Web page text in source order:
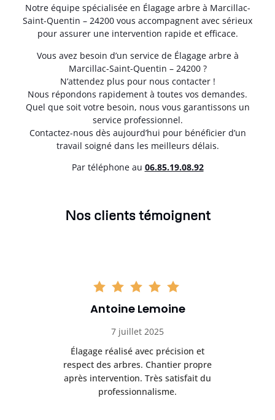
Notre équipe spécialisée en Élagage arbre à Marcillac-
Saint-Quentin – 24200 vous accompagnent avec sérieux
pour assurer une intervention rapide et efficace.
Vous avez besoin d’un service de Élagage arbre à
Marcillac-Saint-Quentin – 24200 ?
N’attendez plus pour nous contacter !
Nous répondons rapidement à toutes vos demandes.
Quel que soit votre besoin, nous vous garantissons un
service professionnel.
Contactez-nous dès aujourd’hui pour bénéficier d’un
travail soigné dans les meilleurs délais.
Par téléphone au 06.85.19.08.92
Nos clients témoignent
Antoine Lemoine
7 juillet 2025
Élagage réalisé avec précision et
respect des arbres. Chantier propre
après intervention. Très satisfait du
professionnalisme.